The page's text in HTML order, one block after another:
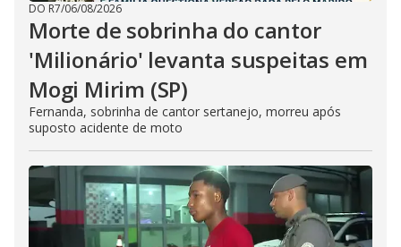
DO R7/06/08/2026
Morte de sobrinha do cantor
'Milionário' levanta suspeitas em
Mogi Mirim (SP)
Fernanda, sobrinha de cantor sertanejo, morreu após
suposto acidente de moto